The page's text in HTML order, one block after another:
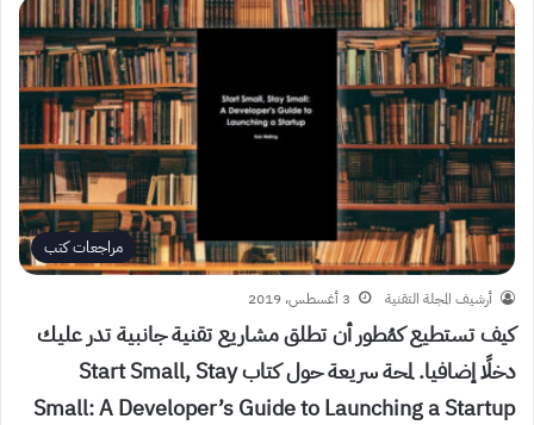
مراجعات كتب
أرشيف المجلة التقنية 3 أغسطس، 2019
كيف تستطيع كمُطور أن تطلق مشاريع تقنية جانبية تدر عليك
دخلًا إضافيا. لمحة سريعة حول كتاب Start Small, Stay
Small: A Developer’s Guide to Launching a Startup